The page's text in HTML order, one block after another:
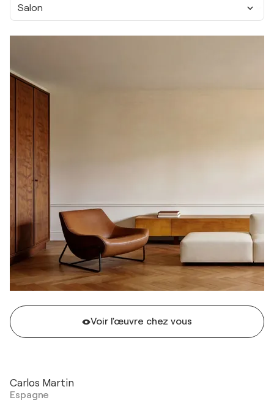
Salon
Voir l'œuvre chez vous
Carlos Martin
Espagne